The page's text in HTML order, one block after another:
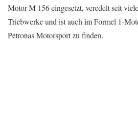
Motor M 156 eingesetzt, veredelt seit
Triebwerke und ist auch im Formel 1-
Petronas Motorsport zu finden.